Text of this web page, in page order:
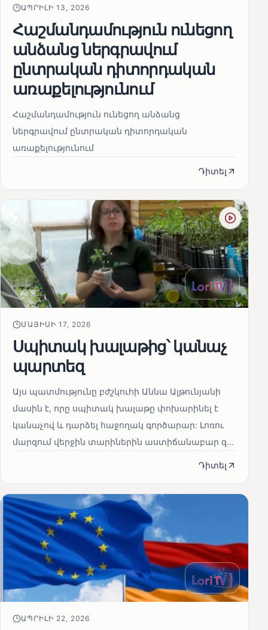
ԱՊՐԻԼԻ 13, 2026
Հաշմանդամություն ունեցող
անձանց ներգրավում
ընտրական դիտորդական
առաքելությունում
Հաշմանդամություն ունեցող անձանց
ներգրավում ընտրական դիտորդական
առաքելությունում
Դիտել
ՄԱՅԻՍԻ 17, 2026
Սպիտակ խալաթից՝ կանաչ
պարտեզ
Այս պատմությունը բժշկուհի Աննա Ալթունյանի
մասին է, որը սպիտակ խալաթը փոխարինել է
կանաչով և դարձել հաջողակ գործարար: Լոռու
մարզում վերջին տարիներին աստիճանաբար զ...
Դիտել
ԱՊՐԻԼԻ 22, 2026